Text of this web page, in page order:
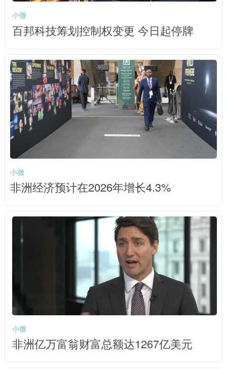
小微
百邦科技筹划控制权变更 今日起停牌
小微
非洲经济预计在2026年增长4.3%
小微
非洲亿万富翁财富总额达1267亿美元